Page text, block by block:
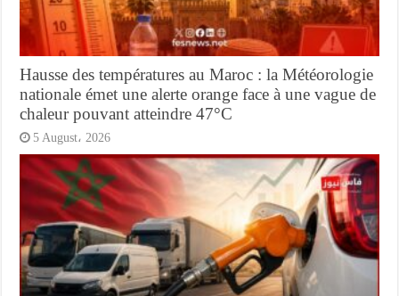
Hausse des températures au Maroc : la Météorologie
nationale émet une alerte orange face à une vague de
chaleur pouvant atteindre 47°C
5 August، 2026